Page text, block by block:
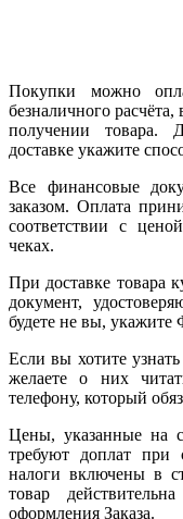
Покупки можно
безналичного
получении товара.
доставке укажите
Все финансовые
заказом. Оплата
соответствии с
чеках.
При доставке товара
документ,
будете не вы,
Если вы хотите
желаете о них
телефону, который
Цены, указанные на
требуют доплат при
налоги включены в
товар
оформления Заказа.